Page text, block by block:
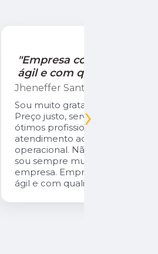
Natural Gás.
o
ao
que reclamar,
pela
atendimento
›